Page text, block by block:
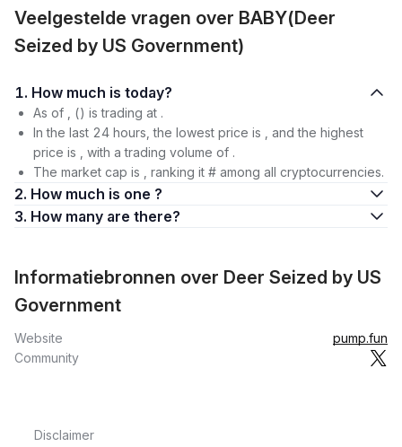
Veelgestelde vragen over BABY(Deer
Seized by US Government)
1. How much is today?
As of , () is trading at .
In the last 24 hours, the lowest price is , and the highest
price is , with a trading volume of .
The market cap is , ranking it # among all cryptocurrencies.
2. How much is one ?
3. How many are there?
Informatiebronnen over Deer Seized by US
Government
Website
pump.fun
Community
Disclaimer